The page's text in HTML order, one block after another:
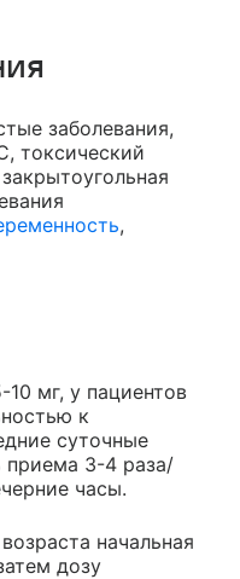
заболевания,
токсический
,
10 мг, у пациентов
к
суточные
приема 3-4 раза/
часы.
начальная
дозу